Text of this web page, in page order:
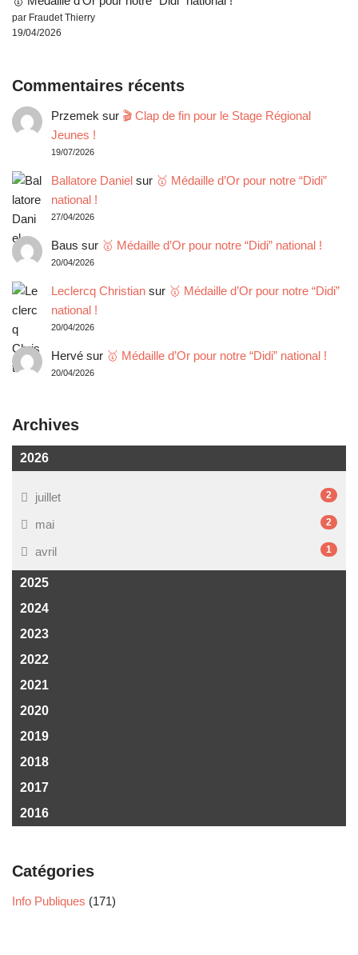
par Fraudet Thierry
19/04/2026
Commentaires récents
Przemek sur 🎬 Clap de fin pour le Stage Régional
Jeunes !
19/07/2026
Ballatore Danielsur 🥇 Médaille d’Or pour notre “Didi”
national !
27/04/2026
Baus sur 🥇 Médaille d’Or pour notre “Didi” national !
20/04/2026
Leclercq Christiansur 🥇 Médaille d’Or pour notre “Didi”
national !
20/04/2026
Hervésur 🥇 Médaille d’Or pour notre “Didi” national !
20/04/2026
Archives
2026
juillet 2
mai 2
avril 1
2025
2024
2023
2022
2021
2020
2019
2018
2017
2016
Catégories
Info Publiques (171)